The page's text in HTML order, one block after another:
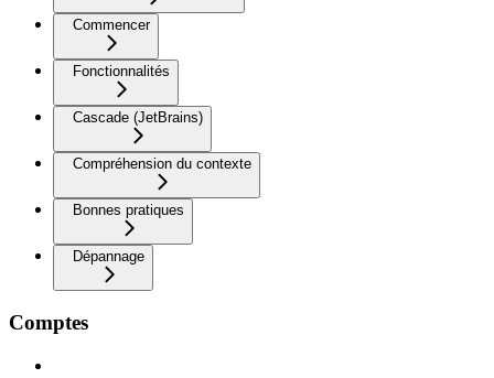
Commencer
Fonctionnalités
Cascade (JetBrains)
Compréhension du contexte
Bonnes pratiques
Dépannage
Comptes